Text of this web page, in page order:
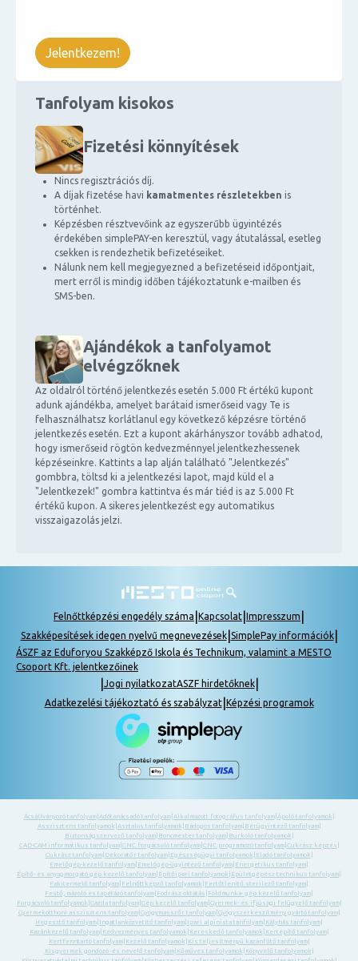
Tanfolyam kisokos
Fizetési könnyítések
Nincs regisztrációs díj.
A díjak fizetése havi kamatmentes részletekben is
történhet.
Képzésben résztvevőink az egyszerűbb ügyintézés
érdekében simplePAY-en keresztül, vagy átutalással, esetleg
csekken is rendezhetik befizetéseiket.
Nálunk nem kell megjegyezned a befizetéseid időpontjait,
mert erről is mindig időben tájékoztatunk e-mailben és
SMS-ben.
Ajándékok a tanfolyamot
elvégzőknek
Az oldalról történő jelentkezés esetén 5.000 Ft értékű kupont
adunk ajándékba, amelyet barátaid ismerőseid vagy Te is
felhasználhatsz korlátlanul egy következő képzésre történő
jelentkezés esetén. Ezt a kupont akárhányszor tovább adhatod,
hogy ismerőseid rögtön kedvezménnyel jelentkezhessenek
képzéseinkre. Kattints a lap alján található "Jelentkezés"
gombbra, töltsd ki a jelentkezési lapot, majd küld el a
"Jelentkezek!" gombra kattintva és már tiéd is az 5.000 Ft
értékű kupon. A sikeres jelentkezést egy automatikus
visszaigazolás jelzi.
Jelentkezem!
Felnőttképzési engedély száma Kapcsolat Impresszum
Szakképesítések idegen nyelvű megnevezések| SimplePay információk|
ÁSZF az Eduforyou Szakképző Iskola és Technikum, valamint a MESTO
Csoport Kft. jelentkezőinek
Jogi nyilatkozatASZF hirdetőknek|
Adatkezelési tájékoztató és szabályzat| Képzési programok
Ácsállványozó tanfolyam| Adótanácsadó tanfolyam| Alkalmazott fotográfus tanfolyam| Ápoló tanfolyamok
Asszisztens tanfolyamok Asztalos tanfolyamok Bádogos tanfolyam| Bérügyintéző tanfolyam|
Biztonságszervező tanfolyam| Boncmester tanfolyam| Burkoló tanfolyamok
CAD-CAM informatikus tanfolyam| CNC forgácsoló tanfolyam| CNC programozó tanfolyam| Cukrász képzés
Cukrász tanfolyam| Dekoratőr tanfolyam| Egészségügyi tanfolyamok Eladó tanfolyamok
Emelőgép-kezelő tanfolyam Emelőgép-ügyintéző tanfolyam Energetikus tanfolyam
Építő- és anyagmozgató gép kezelő tanfolyam Építőipari tanfolyamok Épületgépész technikus tanfolyam
Fakitermelő tanfolyam Felnőttképző tanfolyamok Fertőtlenítő sterilező tanfolyam
Festő, mázoló és tapétázó tanfolyam Fodrász oktatás Földmunka- gép kezelő tanfolyam
Forgácsoló tanfolyamok Gazda tanfolyam| Gép kezelő tanfolyam| Gyermek- és ifjúsági felügyelő tanfolyam|
Gyermekotthoni asszisztens tanfolyam| Gyógymasszőr tanfolyam| Gyógyszerkészítmény gyártó tanfolyam|
Hegesztő tanfolyam Ingatlanközvetítő tanfolyam Ipari alpinista tanfolyam Kályhás tanfolyam
Kazánkezelő tanfolyam| Kedvezményes tanfolyamok Kereskedő tanfolyamok Kertépítő tanfolyam|
Kertfenntartó tanfolyam| Kezelő tanfolyamok Kis teljesítményű kazánfűtő tanfolyam|
Kisgyermek gondozó -és nevelő tanfolyam| Kőműves tanfolyamok Könyvelő tanfolyamok